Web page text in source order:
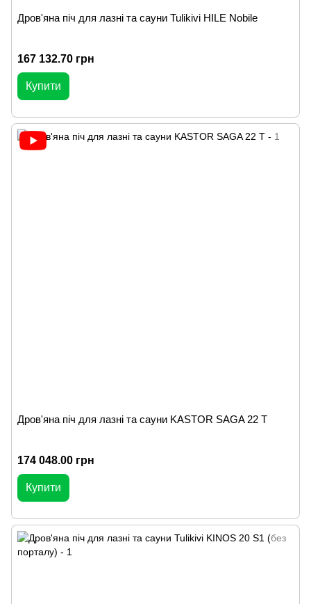
Дров'яна піч для лазні та сауни Tulikivi HILE Nobile
167 132.70 грн
Купити
Дров'яна піч для лазні та сауни KASTOR SAGA 22 Т
174 048.00 грн
Купити